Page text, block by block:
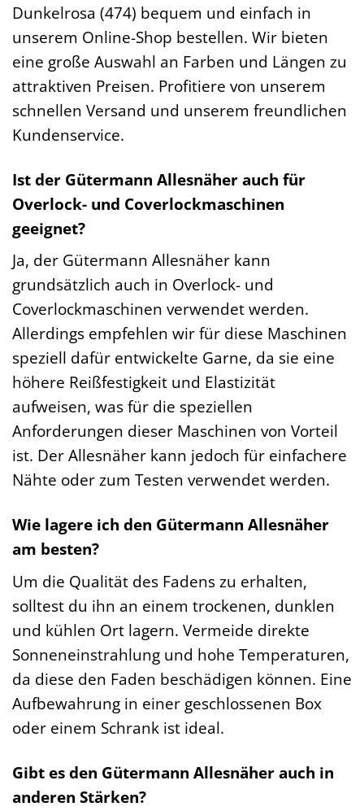
Dunkelrosa (474) bequem und einfach in
unserem Online-Shop bestellen. Wir bieten
eine große Auswahl an Farben und Längen zu
attraktiven Preisen. Profitiere von unserem
schnellen Versand und unserem freundlichen
Kundenservice.
Ist der Gütermann Allesnäher auch für
Overlock- und Coverlockmaschinen
geeignet?
Ja, der Gütermann Allesnäher kann
grundsätzlich auch in Overlock- und
Coverlockmaschinen verwendet werden.
Allerdings empfehlen wir für diese Maschinen
speziell dafür entwickelte Garne, da sie eine
höhere Reißfestigkeit und Elastizität
aufweisen, was für die speziellen
Anforderungen dieser Maschinen von Vorteil
ist. Der Allesnäher kann jedoch für einfachere
Nähte oder zum Testen verwendet werden.
Wie lagere ich den Gütermann Allesnäher
am besten?
Um die Qualität des Fadens zu erhalten,
solltest du ihn an einem trockenen, dunklen
und kühlen Ort lagern. Vermeide direkte
Sonneneinstrahlung und hohe Temperaturen,
da diese den Faden beschädigen können. Eine
Aufbewahrung in einer geschlossenen Box
oder einem Schrank ist ideal.
Gibt es den Gütermann Allesnäher auch in
anderen Stärken?